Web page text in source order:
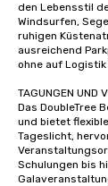
den Lebensstil
Windsurfen,
ruhigen
ausreichend
ohne auf
TAGUNGEN UND
Das DoubleTree
und bietet
Tageslicht,
Schulungen bis